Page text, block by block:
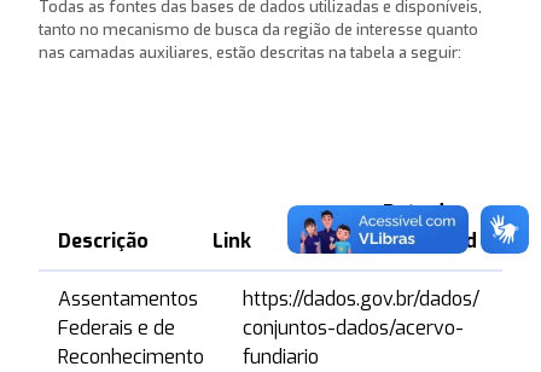
Todas as fontes das bases de dados utilizadas e disponíveis,
tanto no mecanismo de busca da região de interesse quanto
nas camadas auxiliares, estão descritas na tabela a seguir:
Descrição Link
Data de
download
Descrição
Link
Assentamentos
Federais e de
Reconhecimento
https://dados.gov.br/dados/
conjuntos-dados/acervo-
fundiario